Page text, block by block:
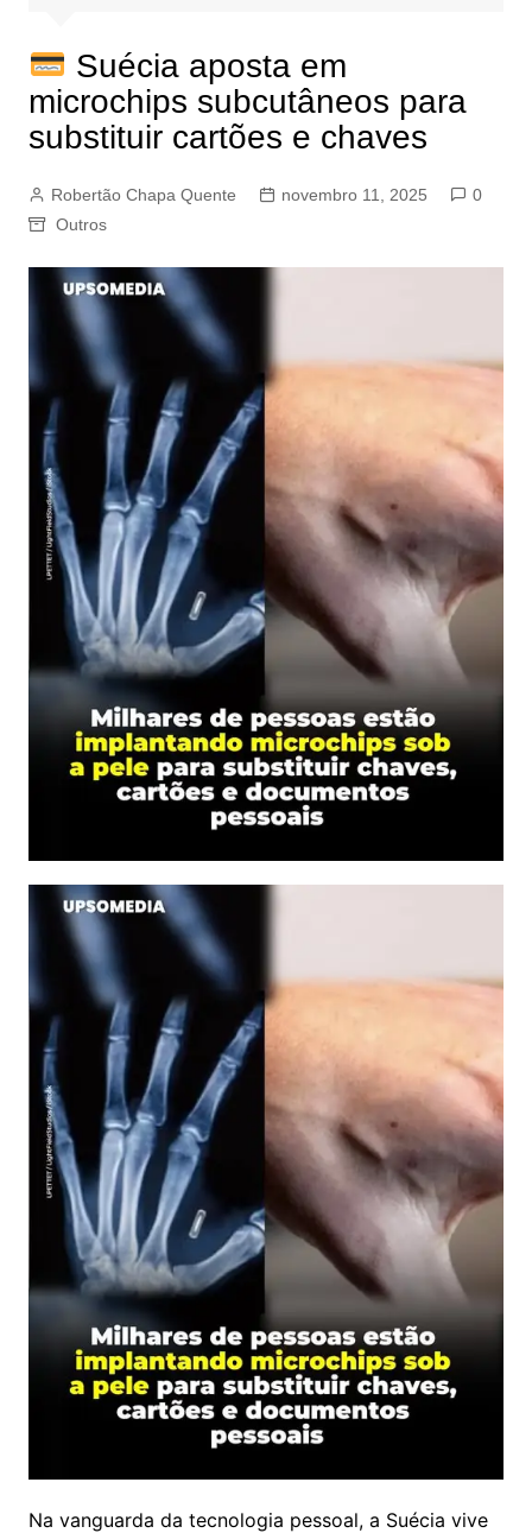
Suécia aposta em
microchips subcutâneos para
substituir cartões e chaves
Robertão Chapa Quente novembro 11, 2025
0
Outros
Na vanguarda da tecnologia pessoal, a Suécia vive